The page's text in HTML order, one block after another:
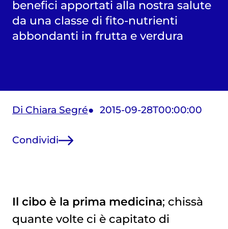
benefici apportati alla nostra salute
da una classe di fito-nutrienti
abbondanti in frutta e verdura
Di Chiara Segré 2015-09-28T00:00:00
Condividi
Il cibo è la prima medicina; chissà
quante volte ci è capitato di